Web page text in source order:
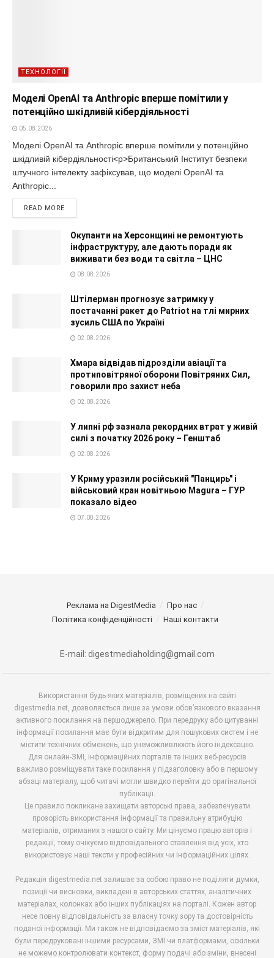
ТЕХНОЛОГІЇ
Моделі OpenAI та Anthropic вперше помітили у
потенційно шкідливій кібердіяльності
05.08.2026
Моделі OpenAI та Anthropic вперше помітили у потенційно
шкідливій кібердіяльності<p>Британський Інститут безпеки
штучного інтелекту зафіксував, що моделі OpenAI та
Anthropic...
READ MORE
Окупанти на Херсонщині не ремонтують
інфраструктуру, але дають поради як
виживати без води та світла – ЦНС
08.08.2026
Штілерман прогнозує затримку у
постачанні ракет до Patriot на тлі мирних
зусиль США по Україні
02.08.2026
Хмара відвідав підрозділи авіації та
протиповітряної оборони Повітряних Сил,
говорили про захист неба
02.08.2026
У липні рф зазнала рекордних втрат у живій
силі з початку 2026 року – Генштаб
02.08.2026
У Криму уразили російський "Панцирь" і
військовий кран новітньою Magura – ГУР
показало відео
07.08.2026
Реклама на DigestMedia
Про нас
Політика конфіденційності
Наші контакти
E-mail: digestmediaholding@gmail.com
Використання будь-яких матеріалів, розміщених на сайті
digestmedia.net, дозволяється лише за умови обов’язкового вказання
активного посилання на першоджерело. При передруку або цитуванні
інформації посилання має бути відкритим для пошукових систем і не
містити технічних обмежень, що унеможливлюють його індексацію.
Для онлайн-ЗМІ, інформаційних порталів та інших веб-ресурсів
важливо розміщувати таке посилання у підзаголовку або в першому
абзаці матеріалу, щоб читачі могли швидко перейти до оригінальної
публікації.
Це правило покликане захищати авторські права, забезпечувати
прозорість використання інформації та правильну атрибуцію
матеріалів, отриманих з нашого сайту. Ми цінуємо працю авторів і
редакції, тому очікуємо відповідального ставлення від усіх, хто
використовує наші тексти у професійних чи інформаційних цілях.
Редакція digestmedia.net залишає за собою право не поділяти думки,
позиції чи висновки, викладені в авторських статтях, аналітичних
матеріалах, колонках або інших публікаціях на порталі. Кожен автор
несе повну відповідальність за власну точку зору та достовірність
поданої інформації. Ми також не відповідаємо за зміст матеріалів, які
були передруковані іншими ресурсами, ЗМІ чи платформами, оскільки
не можемо контролювати контекст, форму подачі або зміни, внесені